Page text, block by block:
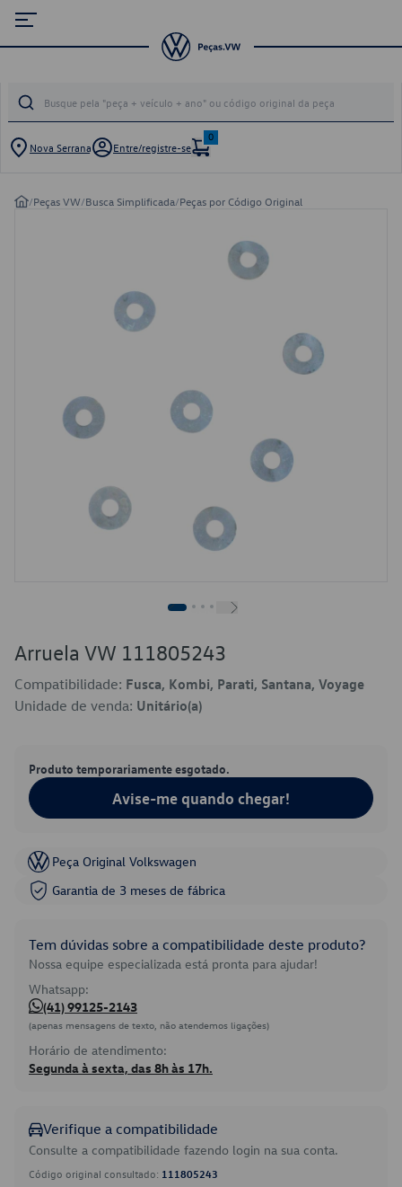
Nova Serrana Entre/registre-se
0
/Peças VW/Busca Simplificada/Peças por Código Original
Arruela VW 111805243
Compatibilidade: Fusca, Kombi, Parati, Santana, Voyage
Unidade de venda: Unitário(a)
Produto temporariamente esgotado.
Avise-me quando chegar!
Peça Original Volkswagen
Garantia de 3 meses de fábrica
Tem dúvidas sobre a compatibilidade deste produto?
Nossa equipe especializada está pronta para ajudar!
Whatsapp:
(41) 99125-2143
(apenas mensagens de texto, não atendemos ligações)
Horário de atendimento:
Segunda à sexta, das 8h às 17h.
Verifique a compatibilidade
Consulte a compatibilidade fazendo login na sua conta.
Código original consultado: 111805243